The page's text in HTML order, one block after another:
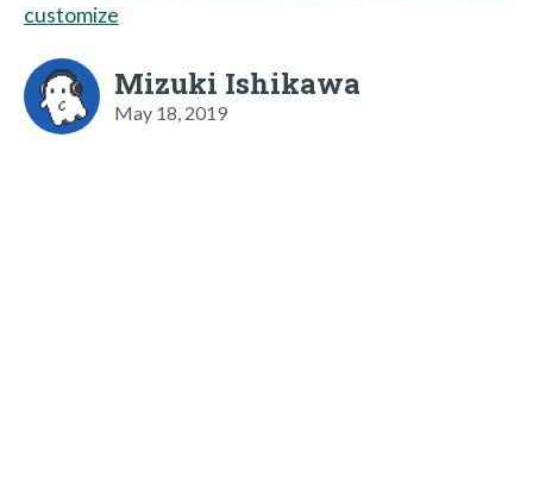
customize
Mizuki Ishikawa
May 18, 2019